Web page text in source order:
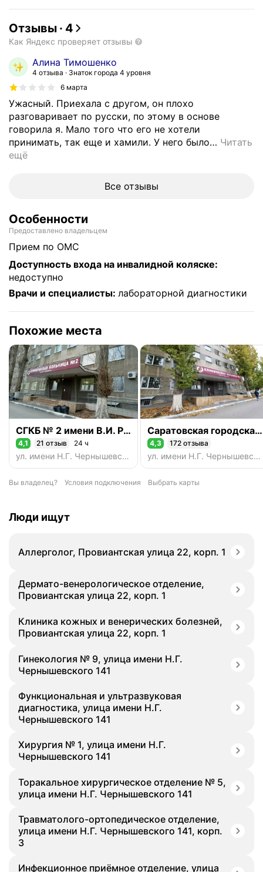
Отзывы · 4
Как Яндекс проверяет отзывы
Алина Тимошенко
4 отзыва
Знаток города 4 уровня
6 марта
Ужасный. Приехала с другом, он плохо
разговаривает по русски, по этому в основе
говорила я. Мало того что его не хотели
принимать, так еще и хамили. У него было… Читать
ещё
Все отзывы
Особенности
Предоставлено владельцем
прием по ОМС
Доступность входа на инвалидной коляске:
недоступно
Врачи и специалисты: лабораторной диагностики
Похожие места
СГКБ № 2 имени В.И. Разумовского, отделение гнойной хирургии № 1
Рейтинг 4,1 из 5
4,1 21 отзыв 24 ч
ул. имени Н.Г. Чернышевского, 141, корп. 3, Саратов
Саратовская городская клиническая больница № 2 имени В.И. Разумовского
Рейтинг 4,3 из 5
4,3 172 отзыва
ул. имени Н.Г. Чернышевского, 141, корп. 3, Саратов
Вы владелец? Условия подключения Выбрать карты
Люди ищут
Аллерголог, Провиантская улица 22, корп. 1
Дермато-венерологическое отделение,
Провиантская улица 22, корп. 1
Клиника кожных и венерических болезней,
Провиантская улица 22, корп. 1
Гинекология № 9, улица имени Н.Г.
Чернышевского 141
Функциональная и ультразвуковая
диагностика, улица имени Н.Г.
Чернышевского 141
Хирургия № 1, улица имени Н.Г.
Чернышевского 141
Торакальное хирургическое отделение № 5,
улица имени Н.Г. Чернышевского 141
Травматолого-ортопедическое отделение,
улица имени Н.Г. Чернышевского 141, корп.
3
Инфекционное приёмное отделение, улица